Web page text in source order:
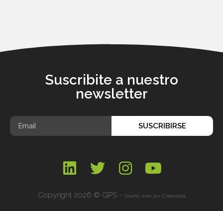
Suscribite a nuestro
newsletter
SUSCRIBIRSE
Copyright 2026 © GPS - Diseño web por Ciberiada